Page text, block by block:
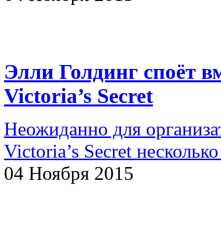
Элли Голдинг споёт
Victoria’s Secret
Неожиданно для
Victoria’s Secret
04 Ноября 2015